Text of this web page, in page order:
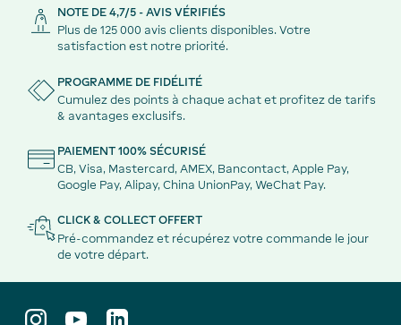
NOTE DE 4,7/5 - AVIS VÉRIFIÉS
Plus de 125 000 avis clients disponibles. Votre
satisfaction est notre priorité.
PROGRAMME DE FIDÉLITÉ
Cumulez des points à chaque achat et profitez de tarifs
& avantages exclusifs.
PAIEMENT 100% SÉCURISÉ
CB, Visa, Mastercard, AMEX, Bancontact, Apple Pay,
Google Pay, Alipay, China UnionPay, WeChat Pay.
CLICK & COLLECT OFFERT
Pré-commandez et récupérez votre commande le jour
de votre départ.